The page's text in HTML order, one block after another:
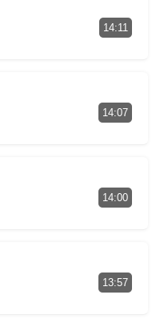
14:11
14:07
14:00
13:57